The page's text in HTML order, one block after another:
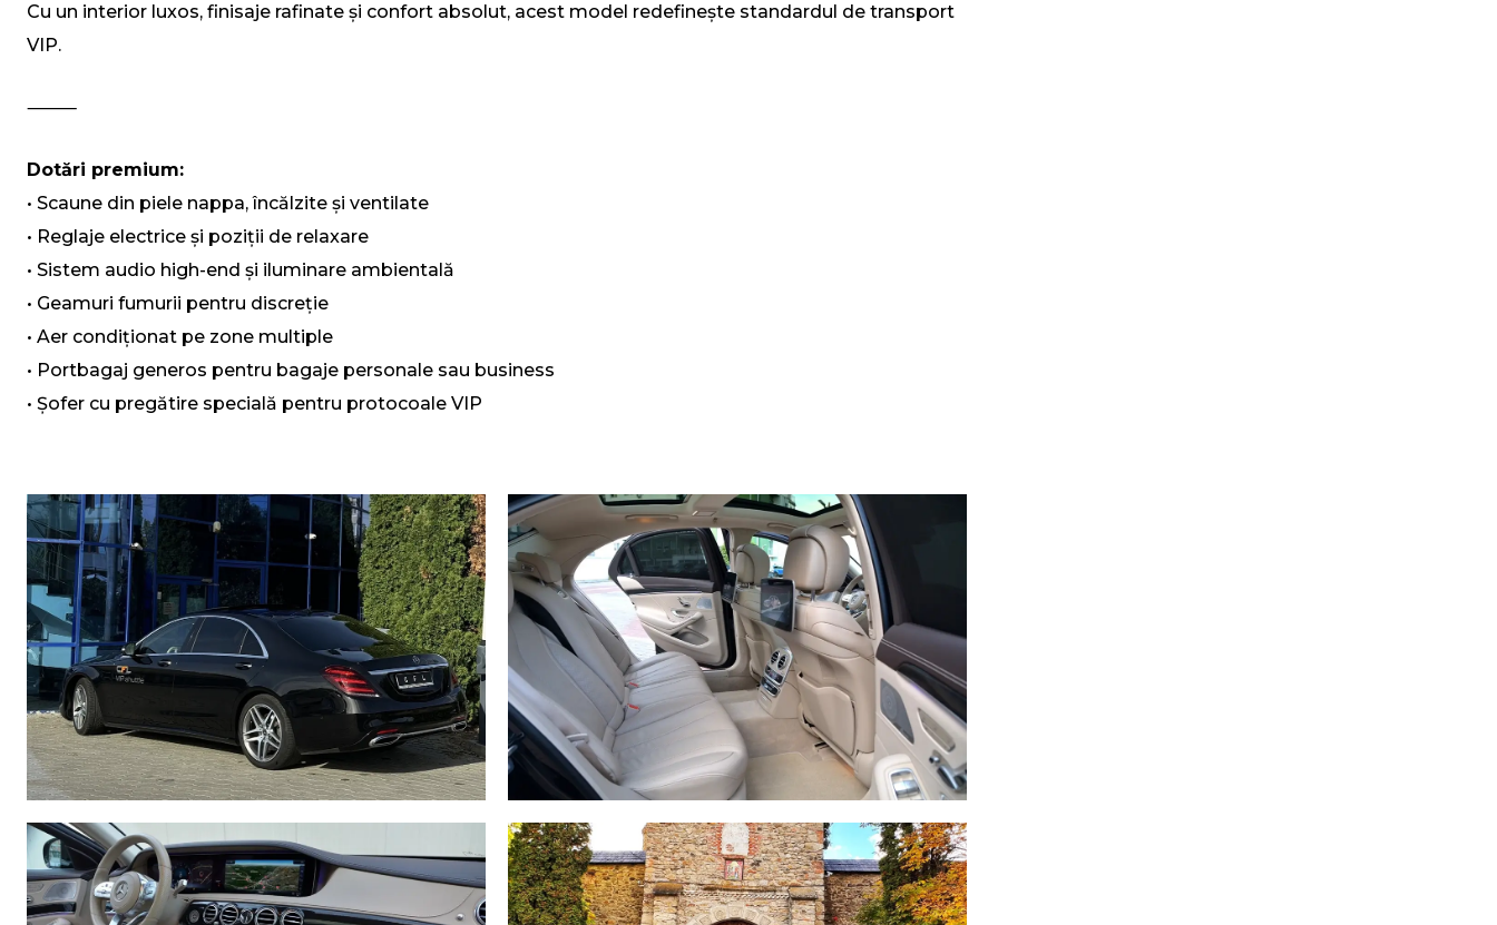
Cu un interior luxos, finisaje rafinate și confort absolut, acest model redefinește standardul de transport
VIP.
⸻
Dotări premium:
• Scaune din piele nappa, încălzite și ventilate
• Reglaje electrice și poziții de relaxare
• Sistem audio high-end și iluminare ambientală
• Geamuri fumurii pentru discreție
• Aer condiționat pe zone multiple
• Portbagaj generos pentru bagaje personale sau business
• Șofer cu pregătire specială pentru protocoale VIP